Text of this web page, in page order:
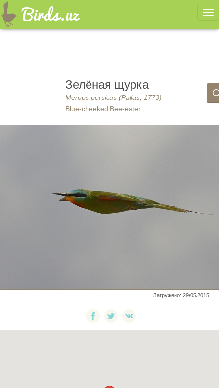
Зелёная щурка
Merops persicus (Pallas, 1773)
Blue-cheeked Bee-eater
Загружено: 29/05/2015